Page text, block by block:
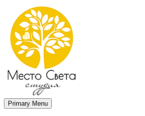
Место света. Свадебный фотограф в
Свадебный фотограф в Орле
Primary Menu